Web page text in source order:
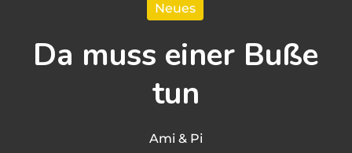
Neues
Da muss einer Buße
tun
Ami & Pi